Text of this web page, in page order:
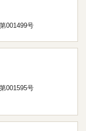
001499号
001595号